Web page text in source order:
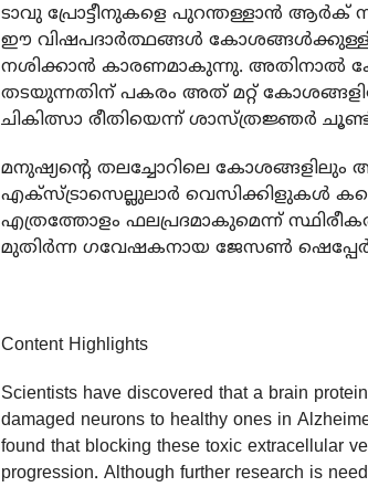
ടാവു പ്രോട്ടീനുകളെ പുറന്തള്ളാൻ ആർക്
ഈ വിഷപദാർത്ഥങ്ങൾ
നശിക്കാൻ കാരണമാകുന്നു. അതിനാൽ
തടയുന്നതിന് പകരം അത് മറ്റ്
ചികിത്സാ രീതിയെന്ന് ശാസ്ത്രജ്ഞർ
മനുഷ്യന്റെ തലച്ചോറിലെ കോശങ്ങളിലും
എക്സ്ട്രാസെല്ലുലാർ വെസിക്കിളുകൾ
എത്രത്തോളം ഫലപ്രദമാകുമെന്ന്
മുതിർന്ന ഗവേഷകനായ ജേസൺ
Content Highlights
Scientists have discovered that a brain
damaged neurons to healthy ones in
found that blocking these toxic extracellular
progression. Although further research is